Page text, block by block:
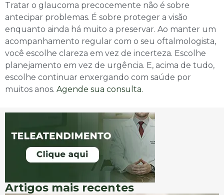
Tratar o glaucoma precocemente não é sobre
antecipar problemas. É sobre proteger a visão
enquanto ainda há muito a preservar. Ao manter um
acompanhamento regular com o seu oftalmologista,
você escolhe clareza em vez de incerteza. Escolhe
planejamento em vez de urgência. E, acima de tudo,
escolhe continuar enxergando com saúde por
muitos anos. Agende sua consulta.
Artigos mais recentes